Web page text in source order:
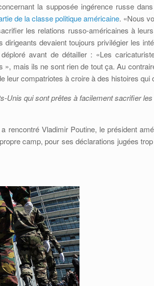
la supposée ingérence russe dans
de la classe politique américaine. «Nous
les relations russo-américaines à
devaient toujours privilégier les
avant de détailler : «Les
mais ils ne sont rien de tout ça. Au
leur compatriotes à croire à des histoires qui
Unis qui sont prêtes à facilement sacrifier
rencontré Vladimir Poutine, le président
camp, pour ses déclarations jugées